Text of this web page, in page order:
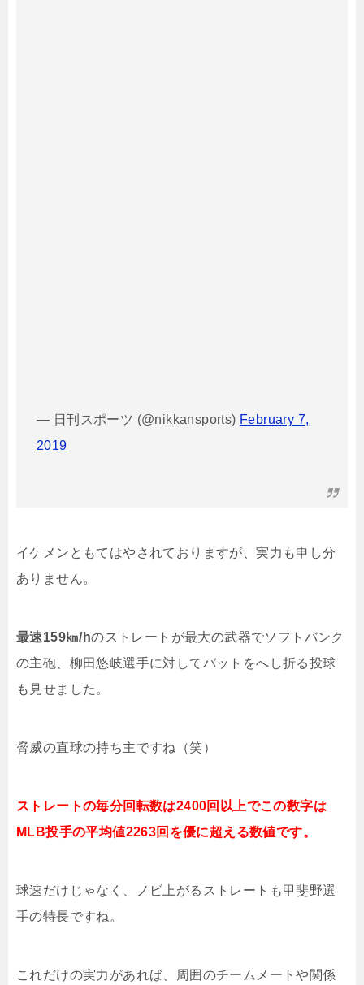
— 日刊スポーツ (@nikkansports) February 7,
2019
イケメンともてはやされておりますが、実力も申し分
ありません。
最速159㎞/hのストレートが最大の武器でソフトバンク
の主砲、柳田悠岐選手に対してバットをへし折る投球
も見せました。
脅威の直球の持ち主ですね（笑）
ストレートの毎分回転数は2400回以上でこの数字は
MLB投手の平均値2263回を優に超える数値です。
球速だけじゃなく、ノビ上がるストレートも甲斐野選
手の特長ですね。
これだけの実力があれば、周囲のチームメートや関係